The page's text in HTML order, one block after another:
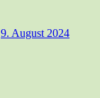
9. August 2024